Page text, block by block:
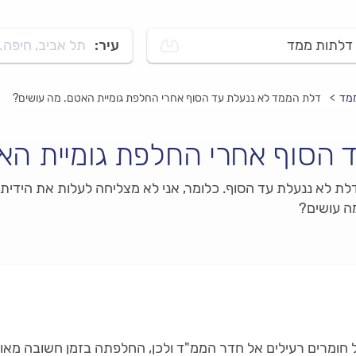
דלתות ממד עיר: תל אביב,
דלת הממד לא ננעלת עד הסוף אחרי החלפת גומיית האטם. מה עושים?
אחרי החלפת גומיית
עושים?
חומרים רעילים אל חדר הממ"ד ולכן, החלפתה בזמן חשובה